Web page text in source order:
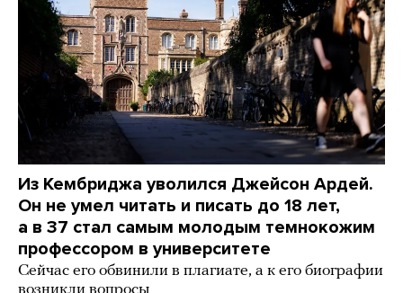
Из Кембриджа уволился Джейсон Ардей.
Он не умел читать и писать до 18 лет,
а в 37 стал самым молодым темнокожим
профессором в университете
Сейчас его обвинили в плагиате, а к его биографии